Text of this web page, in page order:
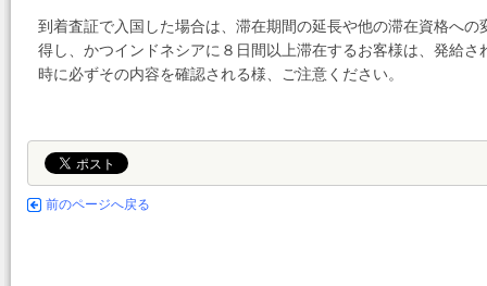
到着査証で入国した場合は、滞在期間の延長や他の滞在資格へ
得し、かつインドネシアに８日間以上滞在するお客様は、発給
時に必ずその内容を確認される様、ご注意ください。
前のページへ戻る